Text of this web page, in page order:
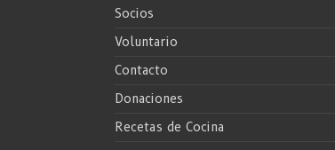
Socios
Voluntario
Contacto
Donaciones
Recetas de Cocina